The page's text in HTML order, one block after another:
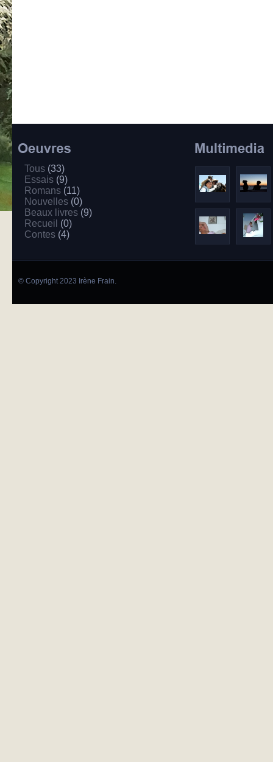
Tous (33)
Essais (9)
Romans (11)
Nouvelles (0)
Beaux livres (9)
Recueil (0)
Contes (4)
© Copyright 2023 Irène Frain.